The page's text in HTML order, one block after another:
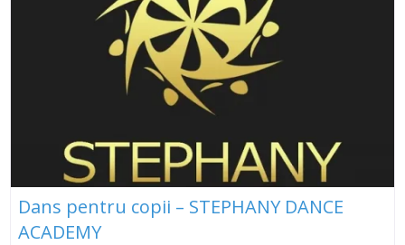
Dans pentru copii – STEPHANY DANCE
ACADEMY